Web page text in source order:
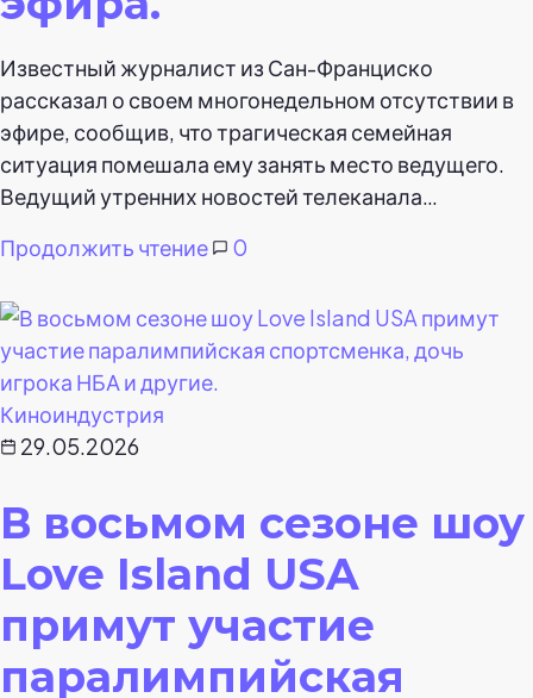
Известный журналист из Сан-Франциско
рассказал о своем многонедельном отсутствии в
эфире, сообщив, что трагическая семейная
ситуация помешала ему занять место ведущего.
Ведущий утренних новостей телеканала…
Продолжить чтение
0
Киноиндустрия
29.05.2026
В восьмом сезоне шоу
Love Island USA
примут участие
паралимпийская